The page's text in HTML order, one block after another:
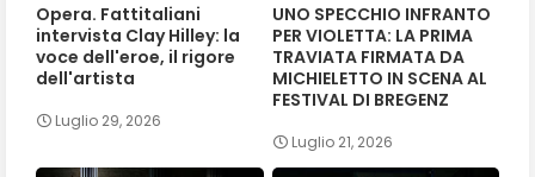
Opera. Fattitaliani
intervista Clay Hilley: la
voce dell'eroe, il rigore
dell'artista
Luglio 29, 2026
UNO SPECCHIO INFRANTO
PER VIOLETTA: LA PRIMA
TRAVIATA FIRMATA DA
MICHIELETTO IN SCENA AL
FESTIVAL DI BREGENZ
Luglio 21, 2026